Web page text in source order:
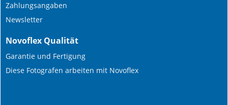
Zahlungsangaben
Newsletter
Novoflex Qualität
Garantie und Fertigung
Diese Fotografen arbeiten mit Novoflex